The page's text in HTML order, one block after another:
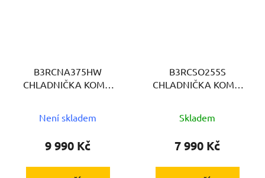
B3RCNA375HW
CHLADNIČKA KOMBI
Není skladem
9 990 Kč
B3RCSO255S
CHLADNIČKA KOMBI
Skladem
7 990 Kč